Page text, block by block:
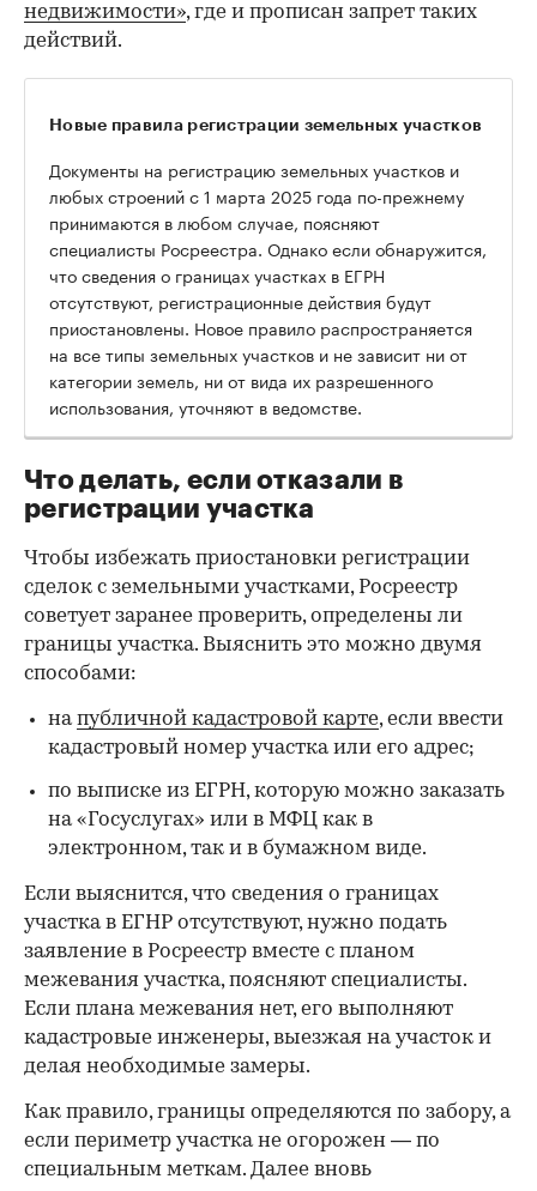
недвижимости», где и прописан запрет таких
действий.
Новые правила регистрации земельных участков
Документы на регистрацию земельных участков и
любых строений с 1 марта 2025 года по-прежнему
принимаются в любом случае, поясняют
специалисты Росреестра. Однако если обнаружится,
что сведения о границах участках в ЕГРН
отсутствуют, регистрационные действия будут
приостановлены. Новое правило распространяется
на все типы земельных участков и не зависит ни от
категории земель, ни от вида их разрешенного
использования, уточняют в ведомстве.
Что делать, если отказали в
регистрации участка
Чтобы избежать приостановки регистрации
сделок с земельными участками, Росреестр
советует заранее проверить, определены ли
границы участка. Выяснить это можно двумя
способами:
напубличной кадастровой карте, если ввести
кадастровый номер участка или его адрес;
по выписке из ЕГРН, которую можно заказать
на «Госуслугах» или в МФЦ как в
электронном, так и в бумажном виде.
Если выяснится, что сведения о границах
участка в ЕГНР отсутствуют, нужно подать
заявление в Росреестр вместе с планом
межевания участка, поясняют специалисты.
Если плана межевания нет, его выполняют
кадастровые инженеры, выезжая на участок и
делая необходимые замеры.
Как правило, границы определяются по забору, а
если периметр участка не огорожен — по
специальным меткам. Далее вновь